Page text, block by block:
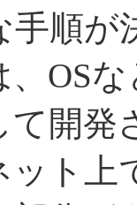
手順が
、OS
て開発
ット上